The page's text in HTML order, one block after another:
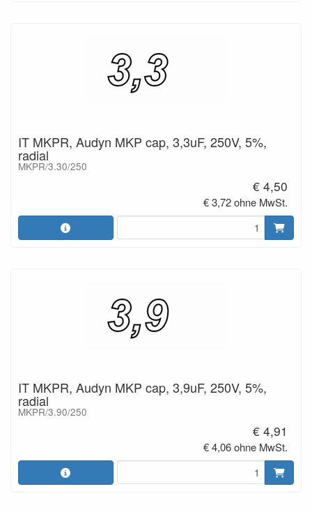
IT MKPR, Audyn MKP cap, 3,3uF, 250V, 5%,
radial
MKPR/3.30/250
€ 4,50
€ 3,72 ohne MwSt.
IT MKPR, Audyn MKP cap, 3,9uF, 250V, 5%,
radial
MKPR/3.90/250
€ 4,91
€ 4,06 ohne MwSt.